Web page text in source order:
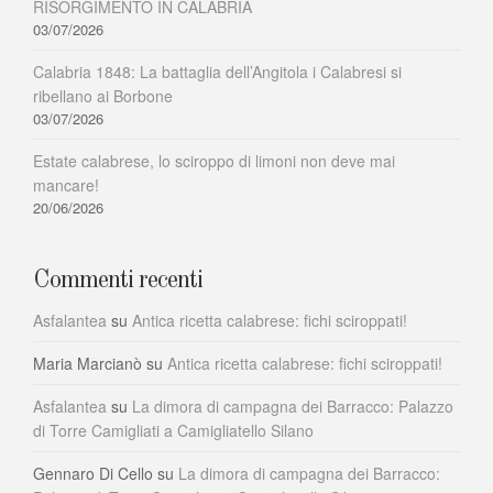
RISORGIMENTO IN CALABRIA
03/07/2026
Calabria 1848: La battaglia dell’Angitola i Calabresi si
ribellano ai Borbone
03/07/2026
Estate calabrese, lo sciroppo di limoni non deve mai
mancare!
20/06/2026
Commenti recenti
Asfalantea su Antica ricetta calabrese: fichi sciroppati!
Maria Marcianò su Antica ricetta calabrese: fichi sciroppati!
Asfalantea su La dimora di campagna dei Barracco: Palazzo
di Torre Camigliati a Camigliatello Silano
Gennaro Di Cello su La dimora di campagna dei Barracco: